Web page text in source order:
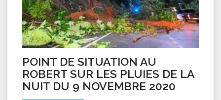
POINT DE SITUATION AU
ROBERT SUR LES PLUIES DE LA
NUIT DU 9 NOVEMBRE 2020